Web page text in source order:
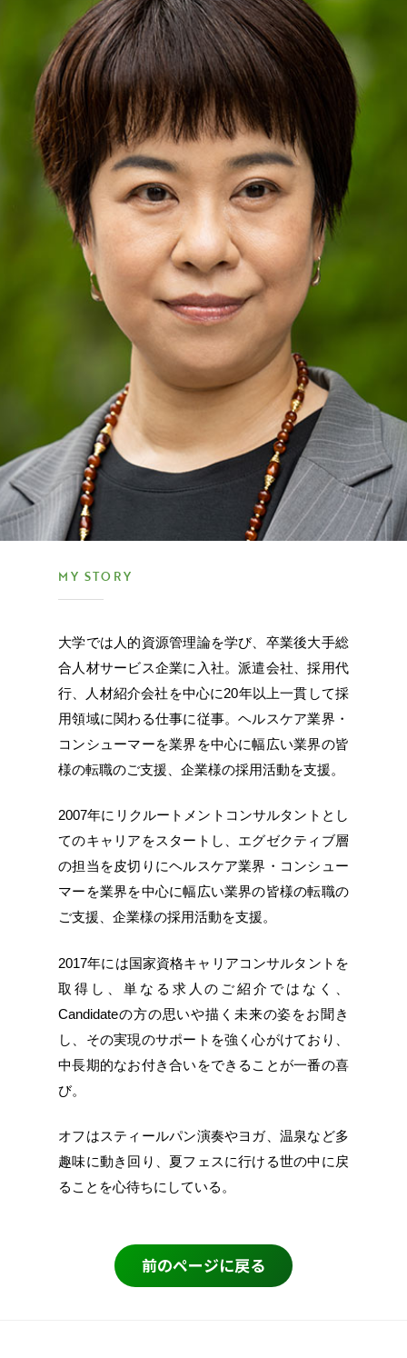
MY STORY
大学では人的資源管理論を学び、卒業後大手総
合人材サービス企業に入社。派遣会社、採用代
行、人材紹介会社を中心に20年以上一貫して採
用領域に関わる仕事に従事。ヘルスケア業界・
コンシューマーを業界を中心に幅広い業界の皆
様の転職のご支援、企業様の採用活動を支援。
2007年にリクルートメントコンサルタントとし
てのキャリアをスタートし、エグゼクティブ層
の担当を皮切りにヘルスケア業界・コンシュー
マーを業界を中心に幅広い業界の皆様の転職の
ご支援、企業様の採用活動を支援。
2017年には国家資格キャリアコンサルタントを
取得し、単なる求人のご紹介ではなく、
Candidateの方の思いや描く未来の姿をお聞き
し、その実現のサポートを強く心がけており、
中長期的なお付き合いをできることが一番の喜
び。
オフはスティールパン演奏やヨガ、温泉など多
趣味に動き回り、夏フェスに行ける世の中に戻
ることを心待ちにしている。
前のページに戻る